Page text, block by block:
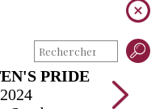
PRIDE